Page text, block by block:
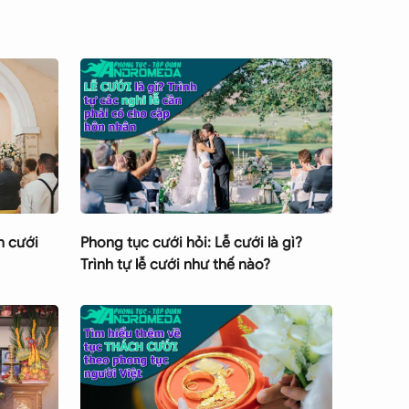
cưới
Phong tục cưới hỏi: Lễ cưới là gì?
Trình tự lễ cưới như thế nào?